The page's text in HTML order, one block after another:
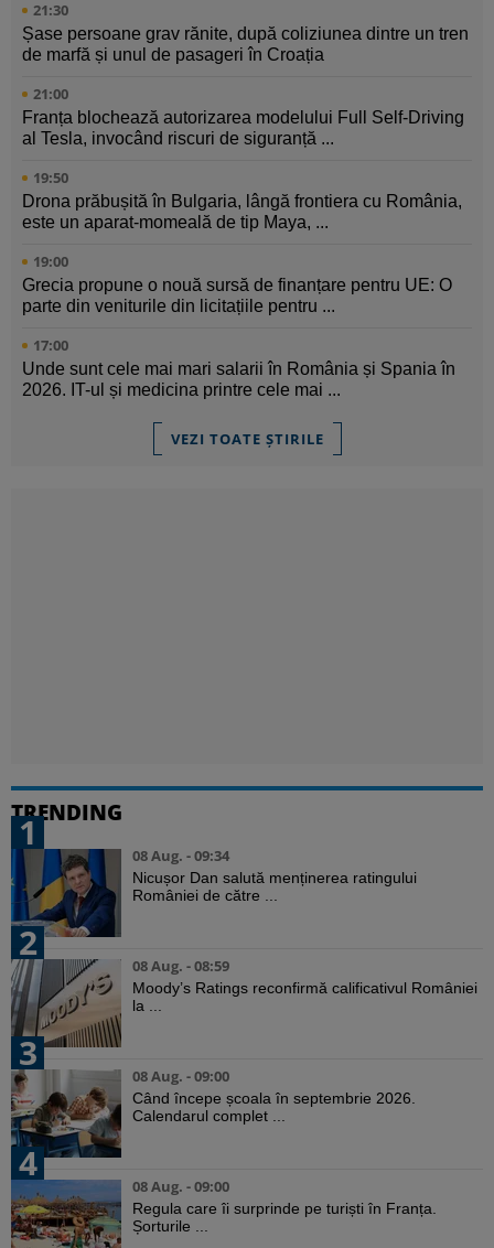
21:30
Șase persoane grav rănite, după coliziunea dintre un tren
de marfă și unul de pasageri în Croația
21:00
Franța blochează autorizarea modelului Full Self-Driving
al Tesla, invocând riscuri de siguranță ...
19:50
Drona prăbușită în Bulgaria, lângă frontiera cu România,
este un aparat-momeală de tip Maya, ...
19:00
Grecia propune o nouă sursă de finanțare pentru UE: O
parte din veniturile din licitațiile pentru ...
17:00
Unde sunt cele mai mari salarii în România și Spania în
2026. IT-ul și medicina printre cele mai ...
VEZI TOATE ȘTIRILE
TRENDING
1
08 Aug. - 09:34
Nicușor Dan salută menținerea ratingului
României de către ...
2
08 Aug. - 08:59
Moody’s Ratings reconfirmă calificativul României
la ...
3
08 Aug. - 09:00
Când începe școala în septembrie 2026.
Calendarul complet ...
4
08 Aug. - 09:00
Regula care îi surprinde pe turiști în Franța.
Șorturile ...